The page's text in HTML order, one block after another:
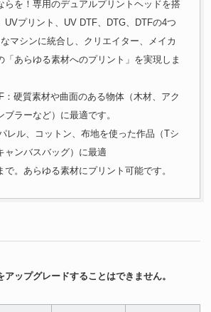
らを！専用のデュアルプリントヘッドを搭
UVプリント、UV DTF、DTG、DTFの4つ
マシンに統合し、クリエイター、メイカ
「あらゆる素材へのプリント」を実現しま
：硬質素材や曲面のある物体（木材、アク
ブラーなど）に最適です。
レル、コットン、布地を使った作品（Tシ
ャンバスバッグ）に最適
。あらゆる素材にプリント可能です。
ップグレードすることはできません。